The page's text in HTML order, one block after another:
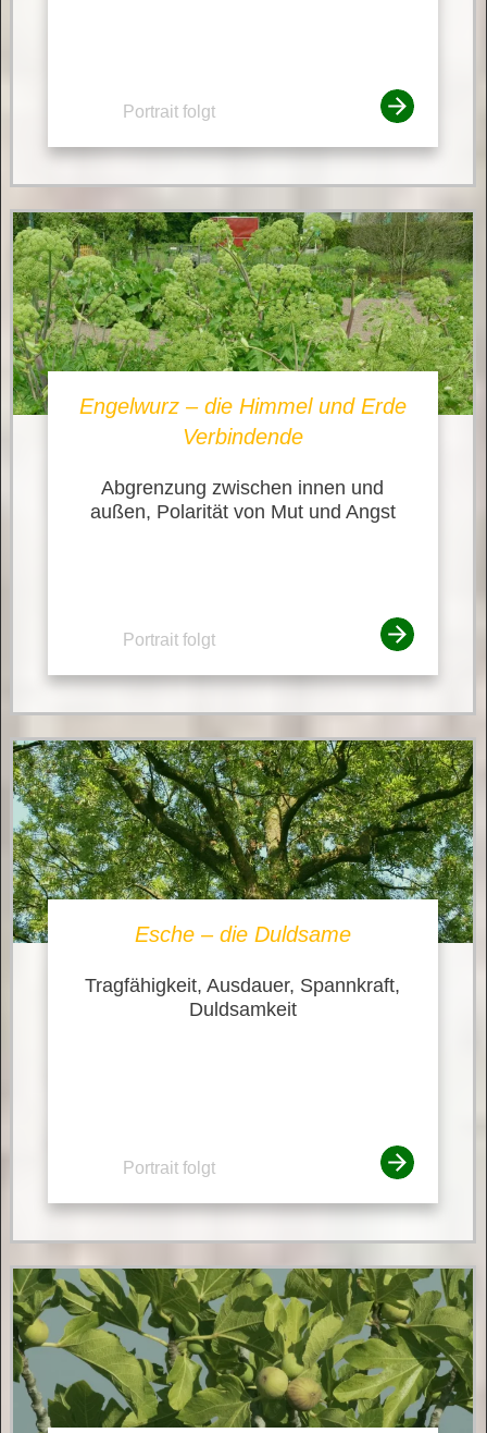
Portrait folgt
Engelwurz – die Himmel und Erde
Verbindende
Abgrenzung zwischen innen und
außen, Polarität von Mut und Angst
Portrait folgt
Esche – die Duldsame
Tragfähigkeit, Ausdauer, Spannkraft,
Duldsamkeit
Portrait folgt